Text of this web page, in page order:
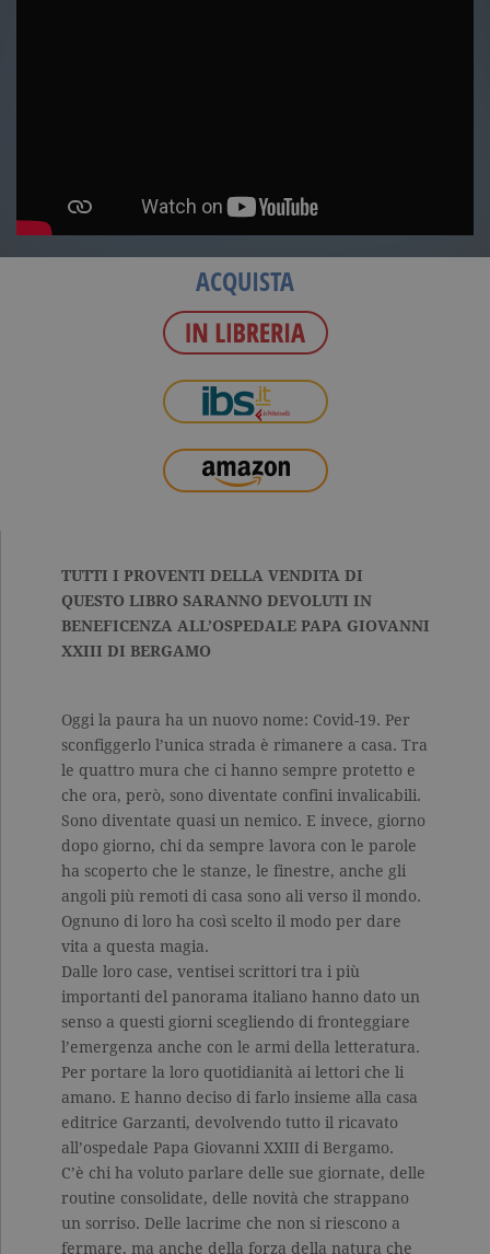
ACQUISTA
TUTTI I PROVENTI DELLA VENDITA DI
QUESTO LIBRO SARANNO DEVOLUTI IN
BENEFICENZA ALL’OSPEDALE PAPA GIOVANNI
XXIII DI BERGAMO
Oggi la paura ha un nuovo nome: Covid-19. Per
sconfiggerlo l’unica strada è rimanere a casa. Tra
le quattro mura che ci hanno sempre protetto e
che ora, però, sono diventate confini invalicabili.
Sono diventate quasi un nemico. E invece, giorno
dopo giorno, chi da sempre lavora con le parole
ha scoperto che le stanze, le finestre, anche gli
angoli più remoti di casa sono ali verso il mondo.
Ognuno di loro ha così scelto il modo per dare
vita a questa magia.
Dalle loro case, ventisei scrittori tra i più
importanti del panorama italiano hanno dato un
senso a questi giorni scegliendo di fronteggiare
l’emergenza anche con le armi della letteratura.
Per portare la loro quotidianità ai lettori che li
amano. E hanno deciso di farlo insieme alla casa
editrice Garzanti, devolvendo tutto il ricavato
all’ospedale Papa Giovanni XXIII di Bergamo.
C’è chi ha voluto parlare delle sue giornate, delle
routine consolidate, delle novità che strappano
un sorriso. Delle lacrime che non si riescono a
fermare, ma anche della forza della natura che